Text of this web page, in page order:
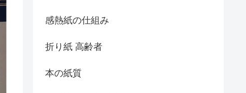
感熱紙の仕組み
折り紙 高齢者
本の紙質